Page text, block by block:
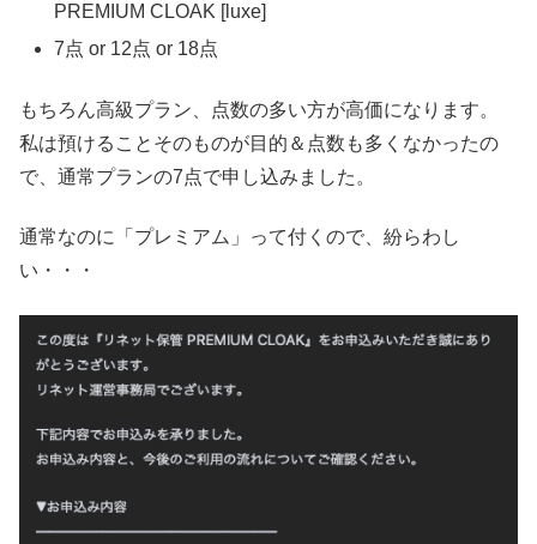
PREMIUM CLOAK [luxe]
7点 or 12点 or 18点
もちろん高級プラン、点数の多い方が高価になります。
私は預けることそのものが目的＆点数も多くなかったの
で、通常プランの7点で申し込みました。
通常なのに「プレミアム」って付くので、紛らわし
い・・・